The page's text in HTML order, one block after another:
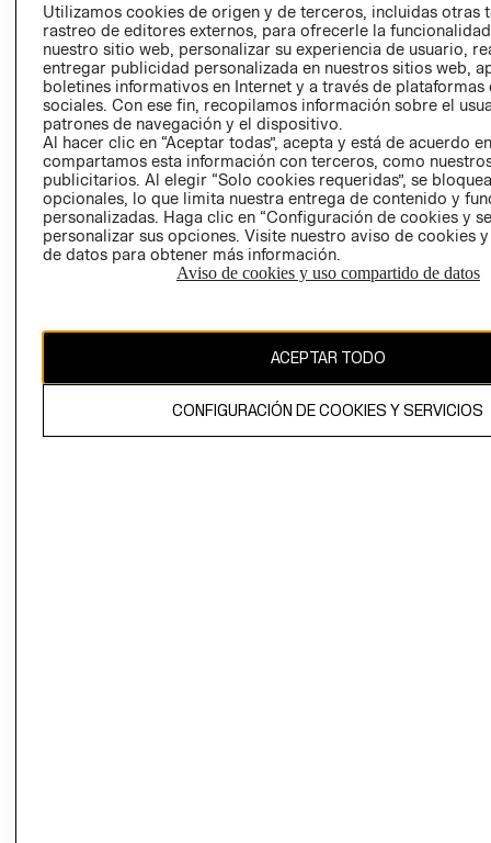
AVISO DE
PRIVACIDAD
GIFT CARD
AVISO DE
El contenido de esta página web está protegido por copyright y es
Utilizamos cookies de origen y de terceros, incluidas otras
rastreo de editores externos, para ofrecerle la
nuestro sitio web, personalizar su experiencia de usuario,
entregar publicidad personalizada en nuestros sitios web,
boletines informativos en Internet y a través de plataformas
sociales. Con ese fin, recopilamos información sobre el
patrones de navegación y el dispositivo.
Al hacer clic en “Aceptar todas”, acepta y está de acuerdo
compartamos esta información con terceros, como
publicitarios. Al elegir “Solo cookies requeridas”, se
opcionales, lo que limita nuestra entrega de contenido y
personalizadas. Haga clic en “Configuración de cookies y
personalizar sus opciones. Visite nuestro aviso de cookies
de datos para obtener más información.
Aviso de cookies y uso compartido de datos
ACEPTAR TODO
CONFIGURACIÓN DE COOKIES Y SERVICIOS